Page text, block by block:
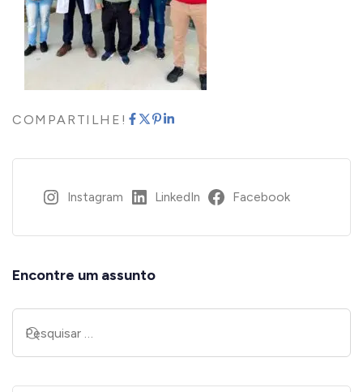
COMPARTILHE!
Instagram LinkedIn Facebook
Encontre um assunto